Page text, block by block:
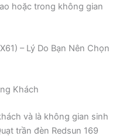
hoặc trong không gian
– Lý Do Bạn Nên Chọn
Khách
và là không gian sinh
trần đèn Redsun 169